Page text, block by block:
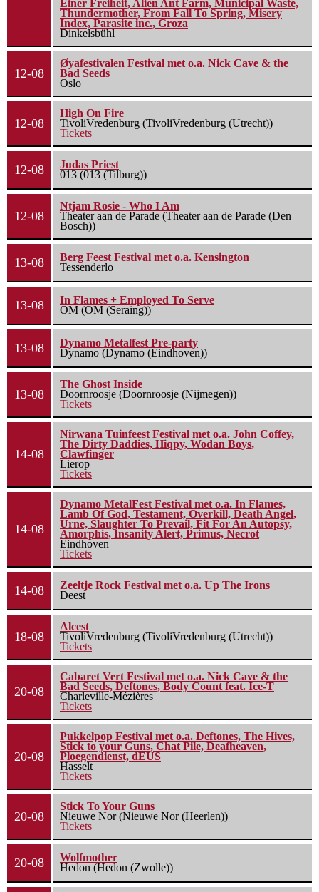
Einer Freiheit, Alien Ant Farm, Municipal Waste,
Thundermother, From Fall To Spring, Misery
Index, Parasite inc., Groza
Dinkelsbühl
12-08
Øyafestivalen Festival met o.a. Nick Cave & the
Bad Seeds
Oslo
12-08
High On Fire
TivoliVredenburg (TivoliVredenburg (Utrecht))
Tickets
12-08
Judas Priest
013 (013 (Tilburg))
12-08
Ntjam Rosie - Who I Am
Theater aan de Parade (Theater aan de Parade (Den
Bosch))
13-08
Berg Feest Festival met o.a. Kensington
Tessenderlo
13-08
In Flames + Employed To Serve
OM (OM (Seraing))
13-08
Dynamo Metalfest Pre-party
Dynamo (Dynamo (Eindhoven))
13-08
The Ghost Inside
Doornroosje (Doornroosje (Nijmegen))
Tickets
14-08
Nirwana Tuinfeest Festival met o.a. John Coffey,
The Dirty Daddies, Hiqpy, Wodan Boys,
Clawfinger
Lierop
Tickets
14-08
Dynamo MetalFest Festival met o.a. In Flames,
Lamb Of God, Testament, Overkill, Death Angel,
Urne, Slaughter To Prevail, Fit For An Autopsy,
Amorphis, Insanity Alert, Primus, Necrot
Eindhoven
Tickets
14-08
Zeeltje Rock Festival met o.a. Up The Irons
Deest
18-08
Alcest
TivoliVredenburg (TivoliVredenburg (Utrecht))
Tickets
20-08
Cabaret Vert Festival met o.a. Nick Cave & the
Bad Seeds, Deftones, Body Count feat. Ice-T
Charleville-Mézières
Tickets
20-08
Pukkelpop Festival met o.a. Deftones, The Hives,
Stick to your Guns, Chat Pile, Deafheaven,
Ploegendienst, dEUS
Hasselt
Tickets
20-08
Stick To Your Guns
Nieuwe Nor (Nieuwe Nor (Heerlen))
Tickets
20-08
Wolfmother
Hedon (Hedon (Zwolle))